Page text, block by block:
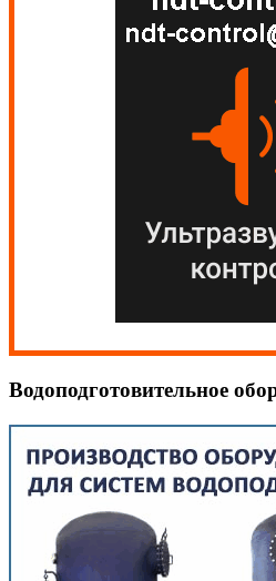
Водоподготовительное